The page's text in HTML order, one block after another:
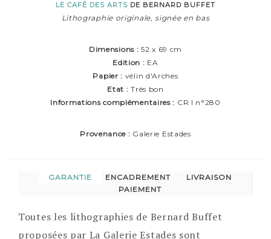
LE CAFÉ DES ARTS DE BERNARD BUFFET
Lithographie originale, signée en bas
Dimensions : 52 x 69 cm
Edition : EA
Papier : vélin d'Arches
Etat : Très bon
Informations complémentaires : CR I n°280
Provenance : Galerie Estades
GARANTIE ENCADREMENT
LIVRAISON
PAIEMENT
Toutes les lithographies de Bernard Buffet
proposées par La Galerie Estades sont